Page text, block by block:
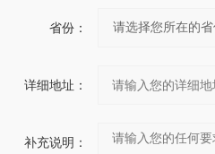
省份：
详细地址：
补充说明：